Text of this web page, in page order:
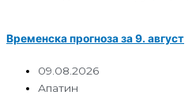
Временска прогноза за 9. август
09.08.2026
Апатин